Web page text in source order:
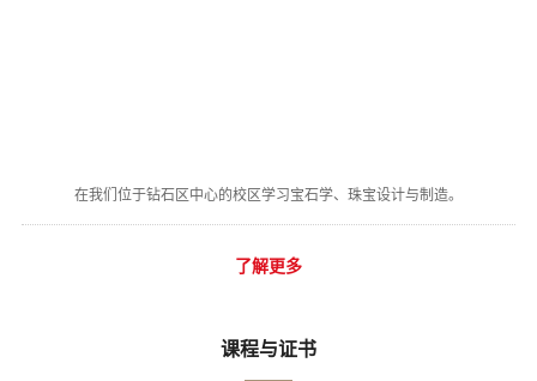
在我们位于钻石区中心的校区学习宝石学、珠宝设计与制造。
了解更多
课程与证书